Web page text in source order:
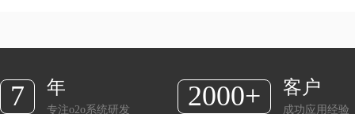
7 年
专注o2o系统研发 2000+ 客户
成功应用经验